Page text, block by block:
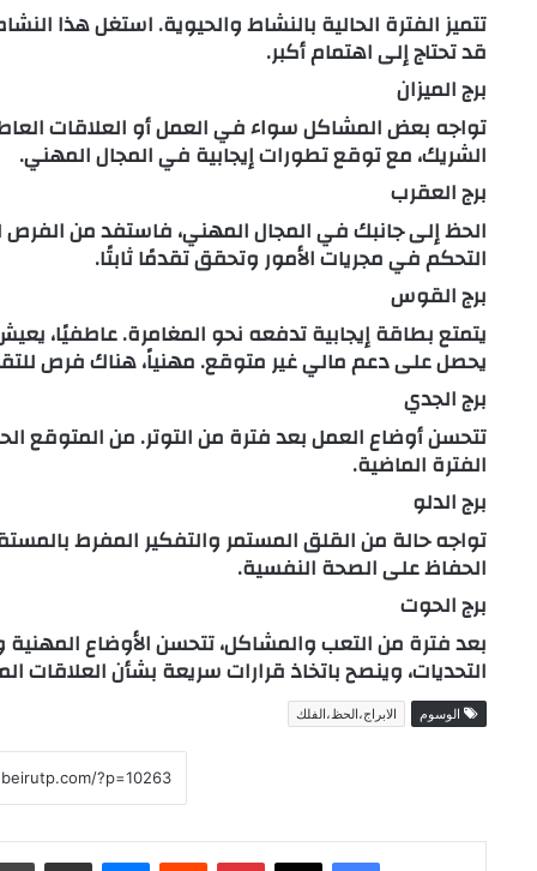
تتميز الفترة الحالية بالنشاط والحيوية. استغل هذا
قد تحتاج إلى اهتمام أكبر.
برج الميزان
تواجه بعض المشاكل سواء في العمل أو العلاقات
الشريك، مع توقع تطورات إيجابية في المجال المهني.
برج العقرب
الحظ إلى جانبك في المجال المهني، فاستفد من
التحكم في مجريات الأمور وتحقق تقدمًا ثابتًا.
برج القوس
يتمتع بطاقة إيجابية تدفعه نحو المغامرة. عاطفيًا،
يحصل على دعم مالي غير متوقع. مهنياً، هناك فرص
برج الجدي
تتحسن أوضاع العمل بعد فترة من التوتر. من المتوقع
الفترة الماضية.
برج الدلو
تواجه حالة من القلق المستمر والتفكير المفرط
الحفاظ على الصحة النفسية.
برج الحوت
بعد فترة من التعب والمشاكل، تتحسن الأوضاع
التحديات، وينصح باتخاذ قرارات سريعة بشأن العلاقات
الوسوم الابراج،الحظ،الفلك
فيسبوك ‫X بينتيريست
‏Reddit ماسنجر مشاركة عبر البريد